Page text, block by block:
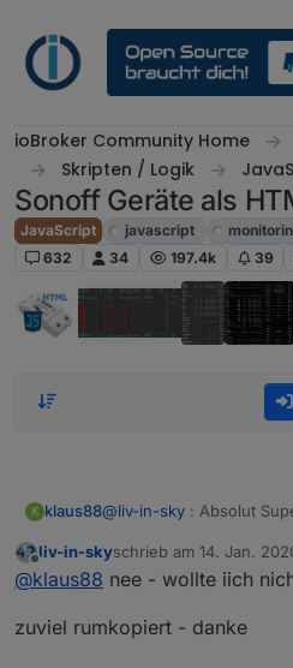
ioBroker Community Home
Skripten / Logik
Sonoff Geräte als
JavaScript javascript
632
34 197.4k 39
K klaus88@liv-in-sky : Absolut
Ein kleiner Fehler ist mir
wolltest du das auch so?
Uptime überschrieben:
fünften Spalte die Uptime
wenn du das einfach
Offline
liv-in-skyschrieb am 14. Jan.
zuletzt editiert von liv-
@klaus88 nee - wollte iich
zuviel rumkopiert - danke